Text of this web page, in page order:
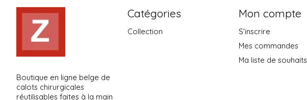
Boutique en ligne belge de
calots chirurgicales
réutilisables faites à la main
Catégories
Collection
Mon compte
S'inscrire
Mes commandes
Ma liste de souhaits